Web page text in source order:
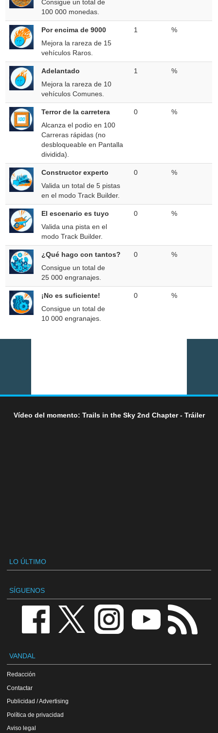
Consigue un total de
100 000 monedas.
Por encima de 9000
Mejora la rareza de 15
vehículos Raros.
1 %
Adelantado
Mejora la rareza de 10
vehículos Comunes.
1 %
Terror de la carretera
Alcanza el podio en 100
Carreras rápidas (no
desbloqueable en Pantalla
dividida).
0 %
Constructor experto
Valida un total de 5 pistas
en el modo Track Builder.
0 %
El escenario es tuyo
Valida una pista en el
modo Track Builder.
0 %
¿Qué hago con tantos?
Consigue un total de
25 000 engranajes.
0 %
¡No es suficiente!
Consigue un total de
10 000 engranajes.
0 %
Vídeo del momento: Trails in the Sky 2nd Chapter - Tráiler
LO ÚLTIMO
SÍGUENOS
VANDAL
Redacción
Contactar
Publicidad / Advertising
Política de privacidad
Aviso legal